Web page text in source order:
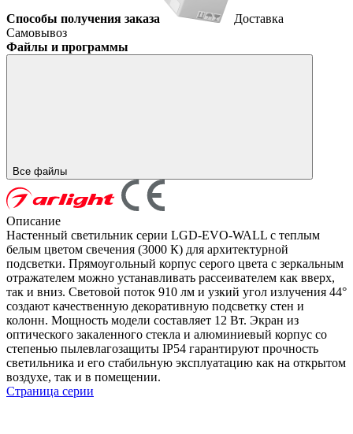
Способы получения заказа
Доставка
Самовывоз
Файлы и программы
Все файлы
Описание
Настенный светильник серии LGD-EVO-WALL с теплым
белым цветом свечения (3000 К) для архитектурной
подсветки. Прямоугольный корпус серого цвета с зеркальным
отражателем можно устанавливать рассеивателем как вверх,
так и вниз. Световой поток 910 лм и узкий угол излучения 44°
создают качественную декоративную подсветку стен и
колонн. Мощность модели составляет 12 Вт. Экран из
оптического закаленного стекла и алюминиевый корпус со
степенью пылевлагозащиты IP54 гарантируют прочность
светильника и его стабильную эксплуатацию как на открытом
воздухе, так и в помещении.
Страница серии